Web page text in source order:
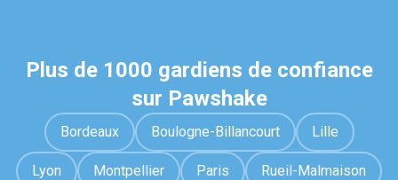
Plus de 1000 gardiens de confiance
sur Pawshake
Bordeaux Boulogne-Billancourt Lille
Lyon Montpellier Paris Rueil-Malmaison